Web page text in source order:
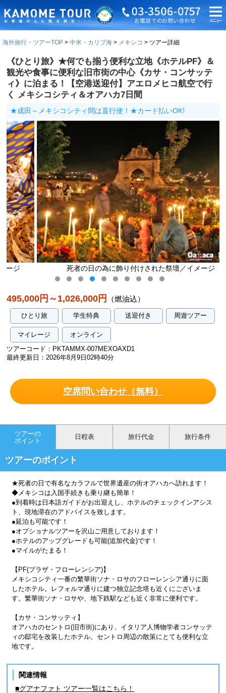
海外旅行・ツアーTOP 中米・カリブ海 メキシコ ツアー詳細
《ひとり旅》★何でも揃う便利な立地《ホテルPF》＆
観光や食事に便利な旧市街の中心《カサ・コンサッテ
ィ》に泊まる！【空港送迎付】アエロメヒコ航空で行
く メキシコシティ＆オアハカ7日間
★成田～メキシコシティ間は直行便！★カード払いOK!
死者の日の為に飾り付けされた祭壇／イメージ
495,000円～1,026,000円 （燃油込）
ひとり旅 学生特典 送迎付き 周遊ツアー
マイレージ
オンライン
ツアーコード：PKTAMMX-007MEXOAXD1
最終更新日：2026年8月9日02時40分
空席問い合わせ（無料）
ツアーの
ポイント
日程表 旅行代金 旅行条件
ツアーのポイント
★死者の日で有名なカラフルで世界遺産の街オアハカへ訪れます！
◆メキシコは入国手続きも乗り継も簡単！
●到着時は日本語ガイドがお出迎えし、ホテルのチェックインアシス
ト、現地滞在のアドバイスを致します。
●延泊も可能です！
●オプショナルツアーを沢山ご用意しております！
●ホテルのアップグレードも可能(追加代金)です！
●マイルがたまる！
【PF(プラザ・フローレンシア)】
メキシコシティ一番の繁華街ソナ・ロサのフローレンシア通りに面
したホテル。レフォルマ通りに建つ独立記念塔も近くにございま
す。繁華街ソナ・ロサや、地下鉄駅なども近く非常に便利です。
【カサ・コンサッティ】
オアハカのセントロ(旧市街)にあり、イタリア人博物学者コンサッテ
ィの邸宅を改装したホテル。セントロ周辺の散策にとても便利な立
地です。
関連情報
■グアナファト ツアー一覧はこちら！